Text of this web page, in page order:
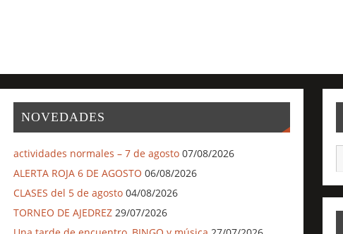
NOVEDADES
actividades normales – 7 de agosto 07/08/2026
ALERTA ROJA 6 DE AGOSTO 06/08/2026
CLASES del 5 de agosto 04/08/2026
TORNEO DE AJEDREZ 29/07/2026